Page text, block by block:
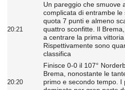
20:21
Un pareggio che smuove
complicata di entrambe
quota 7 punti e almeno
quattro sconfitte. Il
a centrare la prima
Rispettivamente sono
classifica
20:20
Finisce 0-0 il 107°
Brema, nonostante le
primo e secondo tempo. I